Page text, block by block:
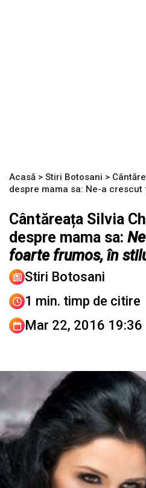
Acasă > Stiri Botosani >
despre mama sa: Ne-a
Cântăreața Silvia
despre mama sa:
foarte frumos, în
Stiri Botosani
1 min. timp de citire
Mar 22, 2016 19:36